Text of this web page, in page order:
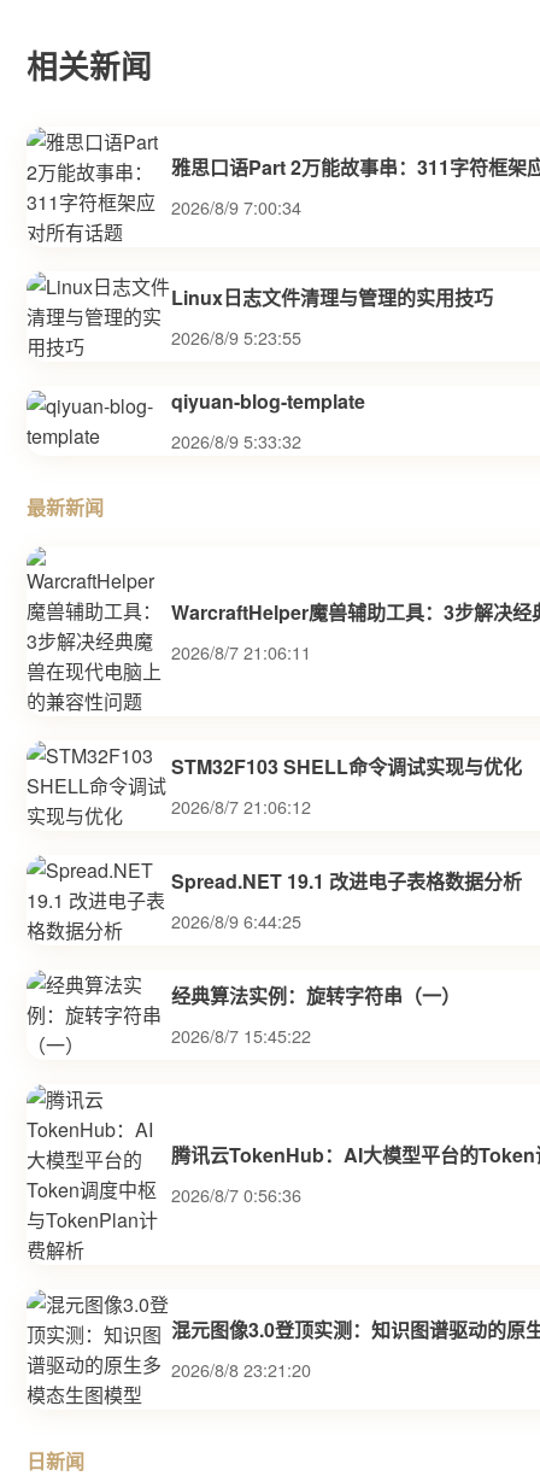
相关新闻
雅思口语Part 2万能故事串：311字符框架
2026/8/9 7:00:34
Linux日志文件清理与管理的实用技巧
2026/8/9 5:23:55
qiyuan-blog-template
2026/8/9 5:33:32
最新新闻
WarcraftHelper魔兽辅助工具：3步解决
2026/8/7 21:06:11
STM32F103 SHELL命令调试实现与优化
2026/8/7 21:06:12
Spread.NET 19.1 改进电子表格数据分析
2026/8/9 6:44:25
经典算法实例：旋转字符串（一）
2026/8/7 15:45:22
腾讯云TokenHub：AI大模型平台的
2026/8/7 0:56:36
混元图像3.0登顶实测：知识图谱驱动的原
2026/8/8 23:21:20
日新闻